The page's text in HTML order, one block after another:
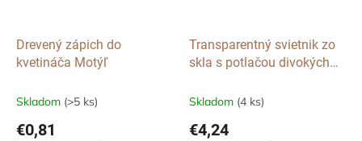
Drevený zápich do
kvetináča Motýľ
Skladom (>5 ks)
€0,81
Transparentný svietnik zo
skla s potlačou divokých
Skladom (4 ks)
€4,24